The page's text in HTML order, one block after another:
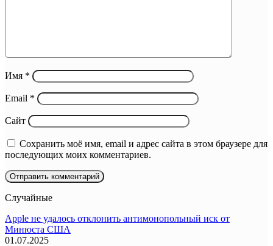
Имя *
Email *
Сайт
Сохранить моё имя, email и адрес сайта в этом браузере для
последующих моих комментариев.
Случайные
Apple не удалось отклонить антимонопольный иск от
Минюста США
01.07.2025